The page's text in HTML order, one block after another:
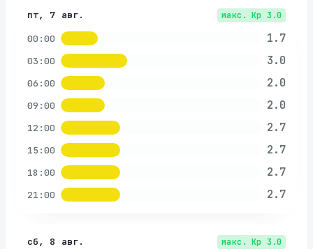
пт, 7 авг. макс. Kp 3.0
00:00 1.7
03:00 3.0
06:00 2.0
09:00 2.0
12:00 2.7
15:00 2.7
18:00 2.7
21:00 2.7
сб, 8 авг. макс. Kp 3.0